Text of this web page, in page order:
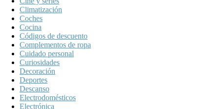
Climatización
Coches
Cocina
Códigos de descuento
Complementos de ropa
Cuidado personal
Curiosidades
Decoración
Deportes
Descanso
Electrodomésticos
Electrónica